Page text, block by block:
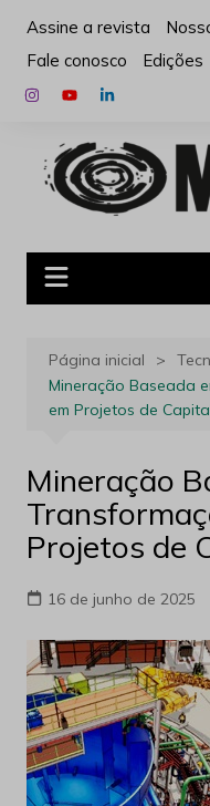
para
conteúdo
Assine a revista
Fale conosco
Edições
Página inicial
Mineração Baseada
em Projetos de
Mineração
Projetos de
16 de junho de 2025